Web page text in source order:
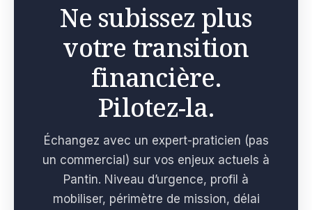
Ne subissez plus
votre transition
financière.
Pilotez-la.
Échangez avec un expert-praticien (pas
un commercial) sur vos enjeux actuels à
Pantin. Niveau d’urgence, profil à
mobiliser, périmètre de mission, délai